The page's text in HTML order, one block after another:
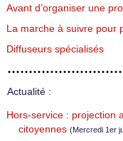
Avant d’organiser une
La marche à suivre pour
Diffuseurs spécialisés
Actualité :
Hors-service : projection
citoyennes (Mercredi 1er